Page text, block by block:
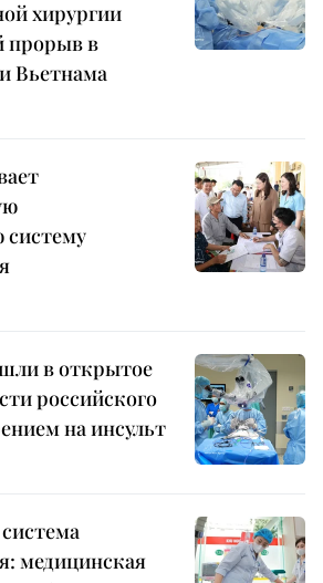
хирургии
прорыв в
Вьетнама
систему
в открытое
российского
на инсульт
медицинская